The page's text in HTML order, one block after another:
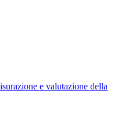
e valutazione della